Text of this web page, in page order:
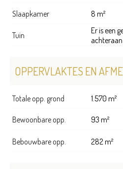
Slaapkamer 8 m²
Tuin
Er is een
OPPERVLAKTES EN
Totale opp. grond 1.570 m²
Bewoonbare opp. 93 m²
Bebouwbare opp. 282 m²